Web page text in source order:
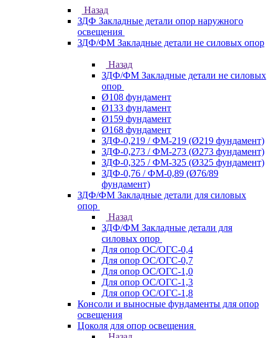
Назад
ЗДФ Закладные детали опор наружного
освещения
ЗДФ/ФМ Закладные детали не силовых опор
Назад
ЗДФ/ФМ Закладные детали не силовых
опор
Ø108 фундамент
Ø133 фундамент
Ø159 фундамент
Ø168 фундамент
ЗДФ-0,219 / ФМ-219 (Ø219 фундамент)
ЗДФ-0,273 / ФМ-273 (Ø273 фундамент)
ЗДФ-0,325 / ФМ-325 (Ø325 фундамент)
ЗДФ-0,76 / ФМ-0,89 (Ø76/89
фундамент)
ЗДФ/ФМ Закладные детали для силовых
опор
Назад
ЗДФ/ФМ Закладные детали для
силовых опор
Для опор ОС/ОГС-0,4
Для опор ОС/ОГС-0,7
Для опор ОС/ОГС-1,0
Для опор ОС/ОГС-1,3
Для опор ОС/ОГС-1,8
Консоли и выносные фундаменты для опор
освещения
Цоколя для опор освещения